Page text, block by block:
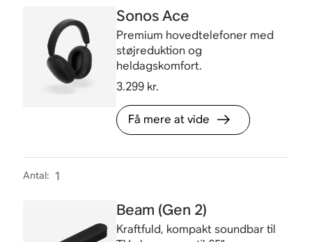
Sonos Ace
Premium hovedtelefoner med
støjreduktion og
heldagskomfort.
3.299 kr.
Få mere at vide
Antal: 1
Beam (Gen 2)
Kraftfuld, kompakt soundbar til